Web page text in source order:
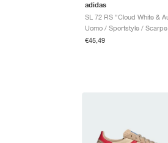
adidas
Uomo / Sportstyle / Scarpe
€45,49